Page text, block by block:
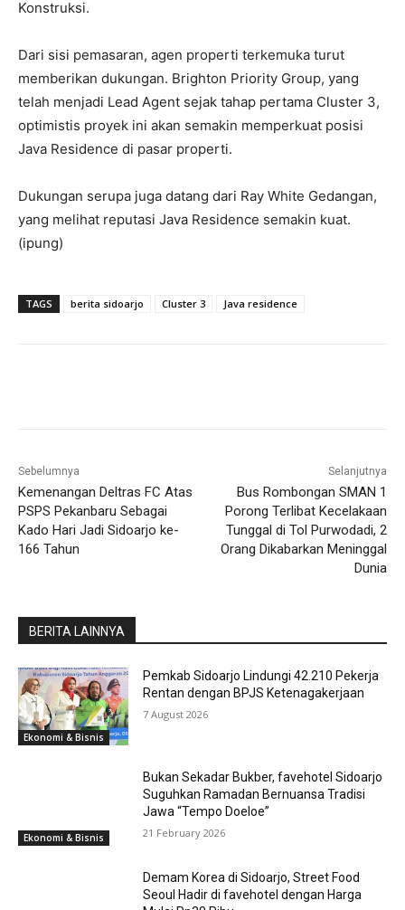
Konstruksi.
Dari sisi pemasaran, agen properti terkemuka turut
memberikan dukungan. Brighton Priority Group, yang
telah menjadi Lead Agent sejak tahap pertama Cluster 3,
optimistis proyek ini akan semakin memperkuat posisi
Java Residence di pasar properti.
Dukungan serupa juga datang dari Ray White Gedangan,
yang melihat reputasi Java Residence semakin kuat.
(ipung)
TAGS berita sidoarjo Cluster 3 Java residence
Sebelumnya
Kemenangan Deltras FC Atas
PSPS Pekanbaru Sebagai
Kado Hari Jadi Sidoarjo ke-
166 Tahun
Selanjutnya
Bus Rombongan SMAN 1
Porong Terlibat Kecelakaan
Tunggal di Tol Purwodadi, 2
Orang Dikabarkan Meninggal
Dunia
BERITA LAINNYA
Ekonomi & Bisnis
Pemkab Sidoarjo Lindungi 42.210 Pekerja
Rentan dengan BPJS Ketenagakerjaan
7 August 2026
Ekonomi & Bisnis
Bukan Sekadar Bukber, favehotel Sidoarjo
Suguhkan Ramadan Bernuansa Tradisi
Jawa “Tempo Doeloe”
21 February 2026
Demam Korea di Sidoarjo, Street Food
Seoul Hadir di favehotel dengan Harga